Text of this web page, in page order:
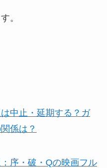
。
中止・延期する？ガ
係は？
序・破・Qの映画フル